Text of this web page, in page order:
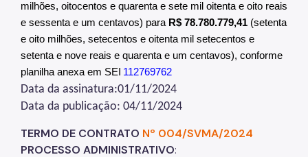
milhões, oitocentos e quarenta e sete mil oitenta e oito reais
e sessenta e um centavos) para R$ 78.780.779,41 (setenta
e oito milhões, setecentos e oitenta mil setecentos e
setenta e nove reais e quarenta e um centavos), conforme
planilha anexa em SEI 112769762
Data da assinatura:01/11/2024
Data da publicação: 04/11/2024
TERMO DE CONTRATO Nº 004/SVMA/2024
PROCESSO ADMINISTRATIVO: